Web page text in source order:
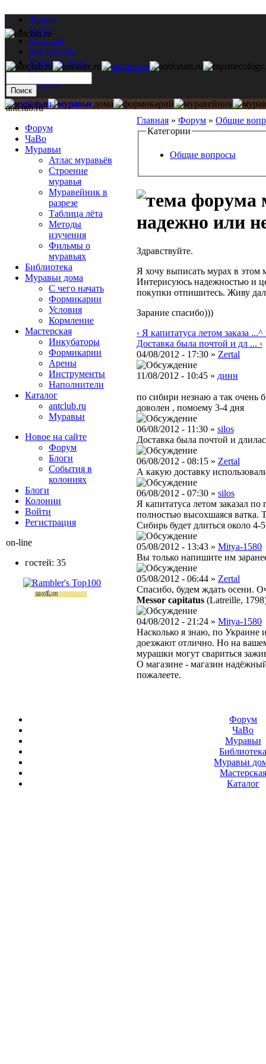
Форум
ЧаВо
Муравьи
Библиотека
Муравьи дома
Мастерская
Каталог
Главная » Форум » Общие
Категории
Общие вопросы
надежно или
Здравствуйте.
Я хочу выписать мурах в этом
Интерисуюсь надежностью и
покупки отпишитесь. Живу
Зарание спасибо)))
‹ Я капитатуса летом заказа ...^
Доставка была почтой и дл ... ›
04/08/2012 - 17:30 » Zertal
11/08/2012 - 10:45 » динн
по сибири незнаю а так очень
доволен , помоему 3-4 дня
06/08/2012 - 11:30 » silos
Доставка была почтой и
06/08/2012 - 08:15 » Zertal
А какую доставку
06/08/2012 - 07:30 » silos
Я капитатуса летом заказал
полностью высохшаяся ватка.
Сибирь будет длиться около 4-
05/08/2012 - 13:43 » Mitya-1580
Вы только напишите им
05/08/2012 - 06:44 » Zertal
Спасибо, будем ждать осени.
Messor capitatus (Latreille,
04/08/2012 - 21:24 » Mitya-1580
Насколько я знаю, по Украине
доезжают отлично. Но на
мурашки могут свариться
О магазине - магазин
пожалеете.
antclub.ru
Форум
ЧаВо
Муравьи
Атлас муравьёв
Строение
муравья
Муравейник в
разрезе
Таблица лёта
Методы
изучения
Фильмы о
муравьях
Библиотека
Муравьи дома
С чего начать
Формикарии
Условия
Кормление
Мастерская
Инкубаторы
Формикарии
Арены
Инструменты
Наполнители
Каталог
antclub.ru
Муравьи
Новое на сайте
Форум
Блоги
События в
колониях
Блоги
Колонии
Войти
Peгиcтpaция
on-line
гостей: 35
Форум
ЧаВо
Муравьи
Муравьи
Мастерская
Каталог